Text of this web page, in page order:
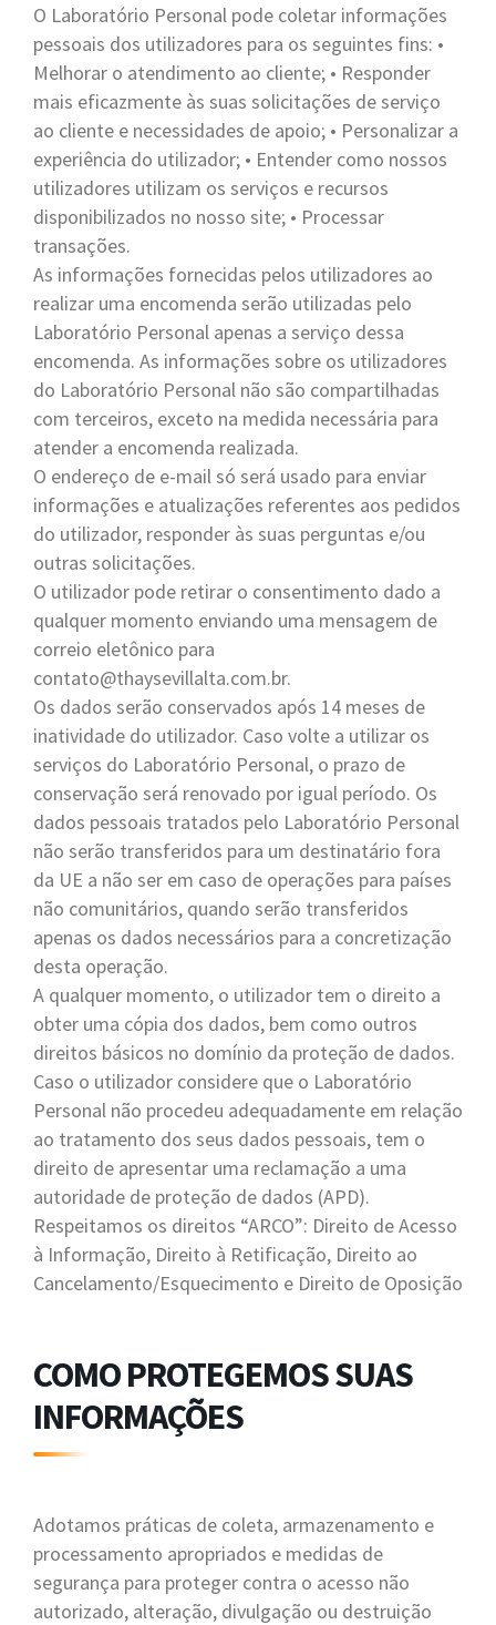
O Laboratório Personal pode coletar informações
pessoais dos utilizadores para os seguintes fins: •
Melhorar o atendimento ao cliente; • Responder
mais eficazmente às suas solicitações de serviço
ao cliente e necessidades de apoio; • Personalizar a
experiência do utilizador; • Entender como nossos
utilizadores utilizam os serviços e recursos
disponibilizados no nosso site; • Processar
transações.
As informações fornecidas pelos utilizadores ao
realizar uma encomenda serão utilizadas pelo
Laboratório Personal apenas a serviço dessa
encomenda. As informações sobre os utilizadores
do Laboratório Personal não são compartilhadas
com terceiros, exceto na medida necessária para
atender a encomenda realizada.
O endereço de e-mail só será usado para enviar
informações e atualizações referentes aos pedidos
do utilizador, responder às suas perguntas e/ou
outras solicitações.
O utilizador pode retirar o consentimento dado a
qualquer momento enviando uma mensagem de
correio eletônico para
contato@thaysevillalta.com.br.
Os dados serão conservados após 14 meses de
inatividade do utilizador. Caso volte a utilizar os
serviços do Laboratório Personal, o prazo de
conservação será renovado por igual período. Os
dados pessoais tratados pelo Laboratório Personal
não serão transferidos para um destinatário fora
da UE a não ser em caso de operações para países
não comunitários, quando serão transferidos
apenas os dados necessários para a concretização
desta operação.
A qualquer momento, o utilizador tem o direito a
obter uma cópia dos dados, bem como outros
direitos básicos no domínio da proteção de dados.
Caso o utilizador considere que o Laboratório
Personal não procedeu adequadamente em relação
ao tratamento dos seus dados pessoais, tem o
direito de apresentar uma reclamação a uma
autoridade de proteção de dados (APD).
Respeitamos os direitos “ARCO”: Direito de Acesso
à Informação, Direito à Retificação, Direito ao
Cancelamento/Esquecimento e Direito de Oposição
COMO PROTEGEMOS SUAS
INFORMAÇÕES
Adotamos práticas de coleta, armazenamento e
processamento apropriados e medidas de
segurança para proteger contra o acesso não
autorizado, alteração, divulgação ou destruição